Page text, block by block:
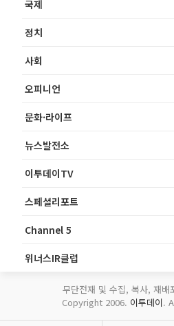
국제
정치
사회
오피니언
문화·라이프
뉴스발전소
이투데이TV
스페셜리포트
Channel 5
위너스IR클럽
무단전재 및 수집, 복사, 재배
Copyright 2006. 이투데이.